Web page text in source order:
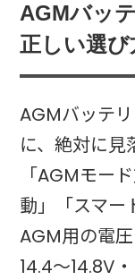
AGMバッ
正しい選
AGMバッテ
に、絶対に見
「AGMモー
動」「スマー
AGM用の電
14.4〜14.8V